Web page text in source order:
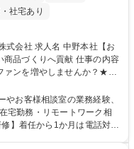
社宅あり
本社【お
りへ貢献 仕事の内容
ァンを増やしませんか？★≫
いく上で、窓口となるお客
らの声に迅速かつ誠意をも
動に反映しています。 【具
お客様相談室の業務経験、
宅勤務・リモートワーク相